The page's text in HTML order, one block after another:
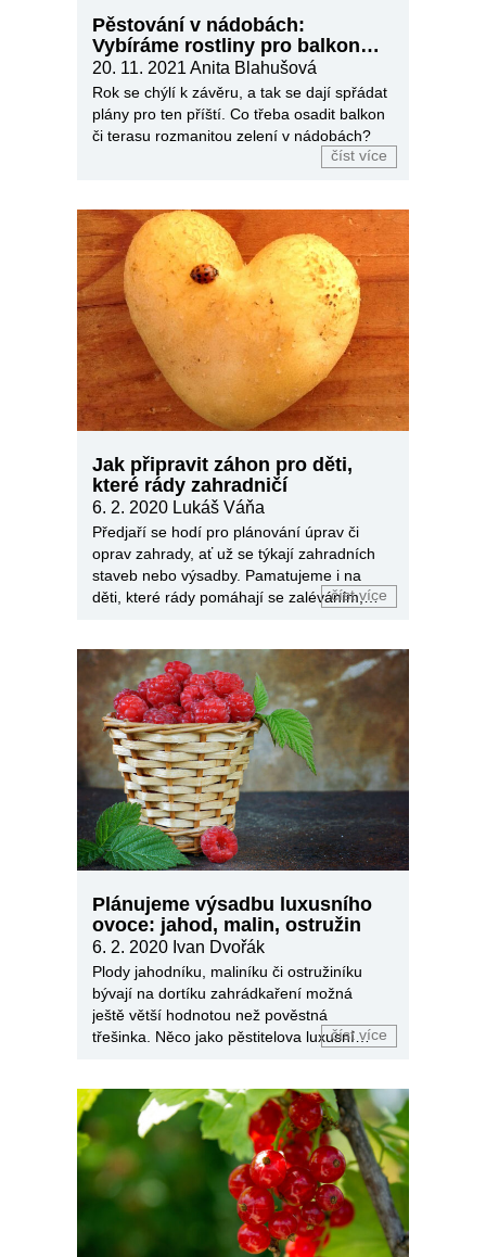
Pěstování v nádobách:
Vybíráme rostliny pro balkon
nebo terasu
20. 11. 2021 Anita Blahušová
Rok se chýlí k závěru, a tak se dají spřádat
plány pro ten příští. Co třeba osadit balkon
či terasu rozmanitou zelení v nádobách?
číst více
Jak připravit záhon pro děti,
které rády zahradničí
6. 2. 2020 Lukáš Váňa
Předjaří se hodí pro plánování úprav či
oprav zahrady, ať už se týkají zahradních
staveb nebo výsadby. Pamatujeme i na
děti, které rády pomáhají se zaléváním,
číst více
Plánujeme výsadbu luxusního
ovoce: jahod, malin, ostružin
6. 2. 2020 Ivan Dvořák
Plody jahodníku, maliníku či ostružiníku
bývají na dortíku zahrádkaření možná
ještě větší hodnotou než pověstná
třešinka. Něco jako pěstitelova luxusníčíst více